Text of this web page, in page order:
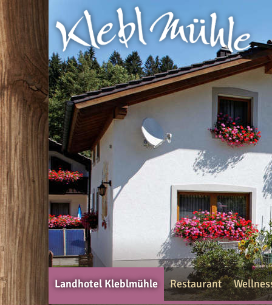
Landhotel Kleblmühle Restaurant